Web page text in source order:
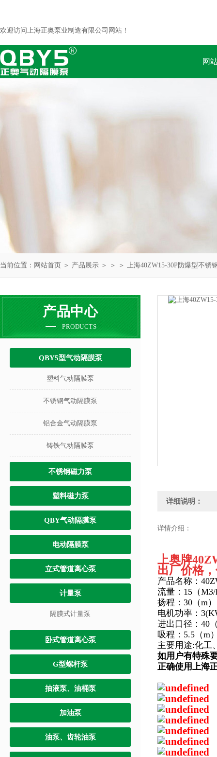
欢迎访问上海正奥泵业制造有限公司网站！
网
当前位置： 网站首页 ＞ 产品展示 ＞ ＞ ＞ 上海40ZW15-30P防爆型不锈
产品中心
PRODUCTS
QBY5型气动隔膜泵
塑料气动隔膜泵
不锈钢气动隔膜泵
铝合金气动隔膜泵
铸铁气动隔膜泵
不锈钢磁力泵
塑料磁力泵
QBY气动隔膜泵
电动隔膜泵
立式管道离心泵
计量泵
隔膜式计量泵
卧式管道离心泵
G型螺杆泵
抽液泵、油桶泵
加油泵
油泵、齿轮油泵
详细说明：
详情介绍：
上奥牌
出厂价格
产品名称：
流量：15（
扬程：30（m）
电机功率：
进出口径：40
吸程：5.5（m
主要用途:化工
如用户有特殊
正确使用上海